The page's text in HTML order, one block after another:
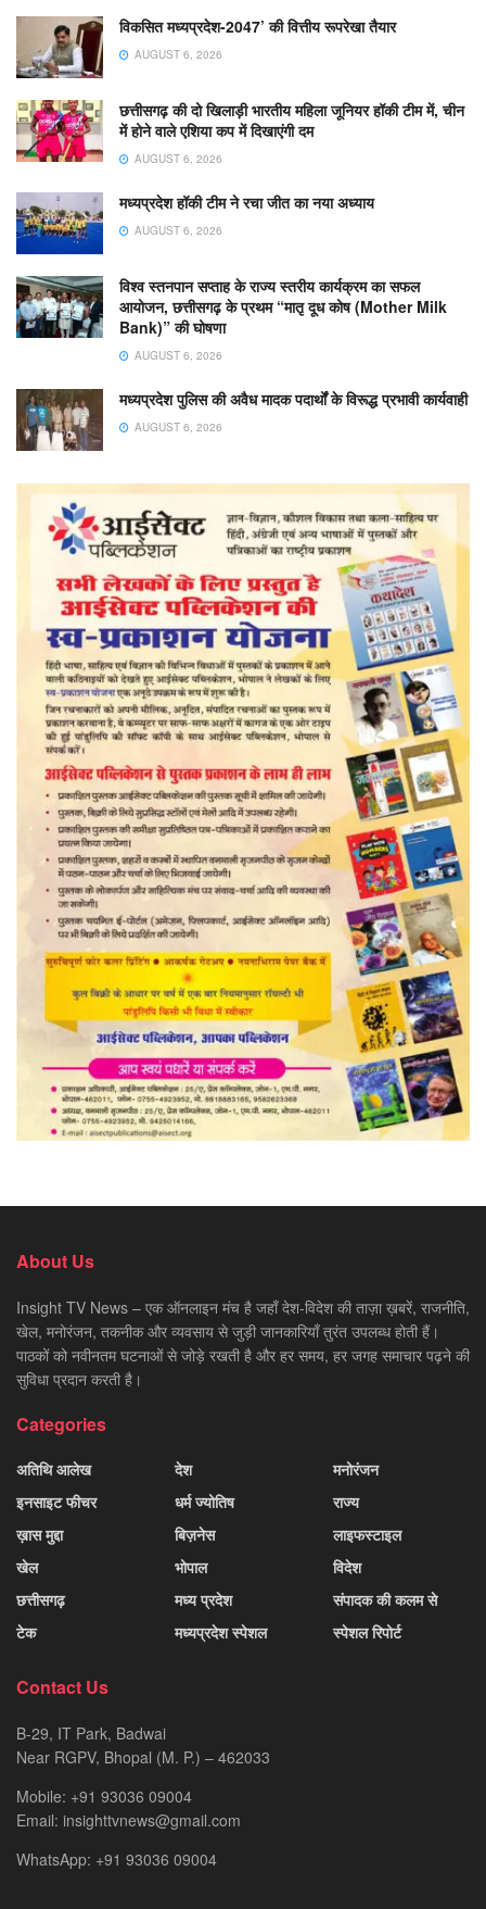
विकसित मध्यप्रदेश-2047’ की वित्तीय रूपरेखा तैयार
AUGUST 6, 2026
छत्तीसगढ़ की दो खिलाड़ी भारतीय महिला जूनियर हॉकी टीम में, चीन
में होने वाले एशिया कप में दिखाएंगी दम
AUGUST 6, 2026
मध्यप्रदेश हॉकी टीम ने रचा जीत का नया अध्याय
AUGUST 6, 2026
विश्व स्तनपान सप्ताह के राज्य स्तरीय कार्यक्रम का सफल
आयोजन, छत्तीसगढ़ के प्रथम “मातृ दूध कोष (Mother Milk
Bank)” की घोषणा
AUGUST 6, 2026
मध्यप्रदेश पुलिस की अवैध मादक पदार्थों के विरूद्ध प्रभावी कार्यवाही
AUGUST 6, 2026
About Us
Insight TV News – एक ऑनलाइन मंच है जहाँ देश-विदेश की ताज़ा ख़बरें, राजनीति,
खेल, मनोरंजन, तकनीक और व्यवसाय से जुड़ी जानकारियाँ तुरंत उपलब्ध होती हैं।
पाठकों को नवीनतम घटनाओं से जोड़े रखती है और हर समय, हर जगह समाचार पढ़ने की
सुविधा प्रदान करती है।
Categories
अतिथि आलेख
इनसाइट फीचर
ख़ास मुद्दा
खेल
छत्तीसगढ़
टेक
देश
धर्म ज्योतिष
बिज़नेस
भोपाल
मध्य प्रदेश
मध्यप्रदेश स्पेशल
मनोरंजन
राज्य
लाइफस्टाइल
विदेश
संपादक की कलम से
स्पेशल रिपोर्ट
Contact Us
B-29, IT Park, Badwai
Near RGPV, Bhopal (M. P.) – 462033
Mobile: +91 93036 09004
Email: insighttvnews@gmail.com
WhatsApp: +91 93036 09004